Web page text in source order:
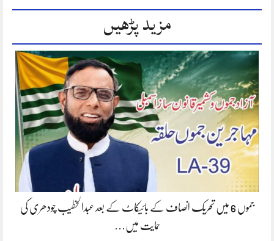
مزید پڑھیں
جموں 6 میں تحریک انصاف کے بائیکاٹ کے بعد عبدالخطیب چودھری کی
حمایت میں…